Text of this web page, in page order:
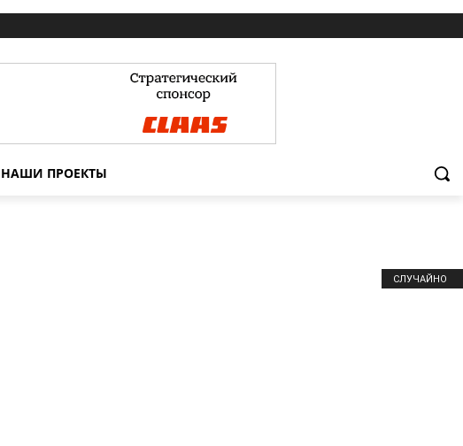
НАШИ ПРОЕКТЫ
СЛУЧАЙНО